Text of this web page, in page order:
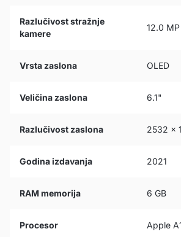
Razlučivost stražnje
kamere
12.0
Vrsta zaslona OLED
Veličina zaslona 6.1"
Razlučivost zaslona 2532 x
Godina izdavanja 2021
RAM memorija 6 GB
Procesor Apple